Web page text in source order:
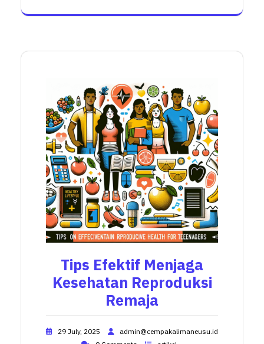
Tips Efektif Menjaga
Kesehatan Reproduksi
Remaja
29 July, 2025
admin@cempakalimaneusu.id